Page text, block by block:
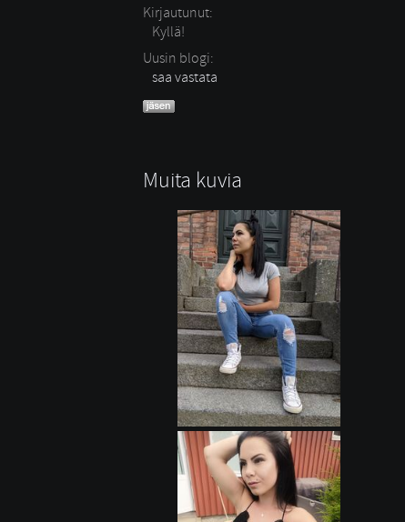
Kirjautunut:
Kyllä!
Uusin blogi:
saa vastata
Muita kuvia